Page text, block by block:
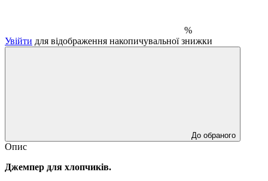
%
Увійти для відображення накопичувальної знижки
До обраного
Опис
Джемпер для хлопчиків.